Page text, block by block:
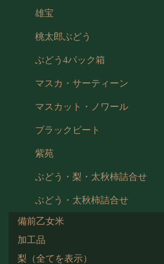
雄宝
桃太郎ぶどう
ぶどう4パック箱
マスカ・サーティーン
マスカット・ノワール
ブラックビート
紫苑
ぶどう・梨・太秋柿詰合せ
ぶどう・太秋柿詰合せ
備前乙女米
加工品
梨（全てを表示）